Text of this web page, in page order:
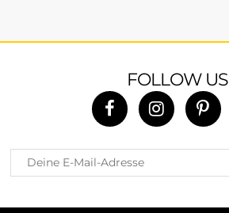
FOLLOW US